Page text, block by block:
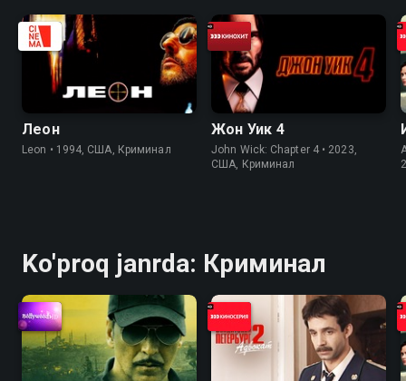
Леон
Leon • 1994, США, Криминал
Жон Уик 4
John Wick: Chapter 4 • 2023,
США, Криминал
Ko'proq janrda: Криминал